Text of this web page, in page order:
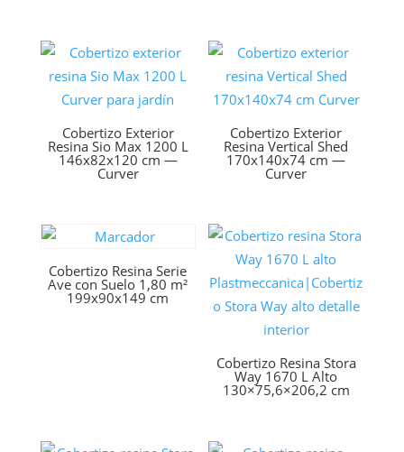
Cobertizo Exterior
Resina Sio Max 1200 L
146x82x120 cm —
Curver
Cobertizo Exterior
Resina Vertical Shed
170x140x74 cm —
Curver
Cobertizo Resina Serie
Ave con Suelo 1,80 m²
199x90x149 cm
Cobertizo Resina Stora
Way 1670 L Alto
130×75,6×206,2 cm